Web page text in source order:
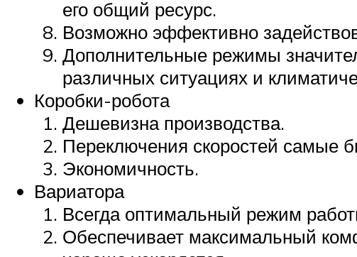
его общий ресурс.
Возможно эффективно
Дополнительные режимы
различных ситуациях и
Коробки-робота
Дешевизна производства.
Переключения скоростей самые
Экономичность.
Вариатора
Всегда оптимальный режим
Обеспечивает максимальный